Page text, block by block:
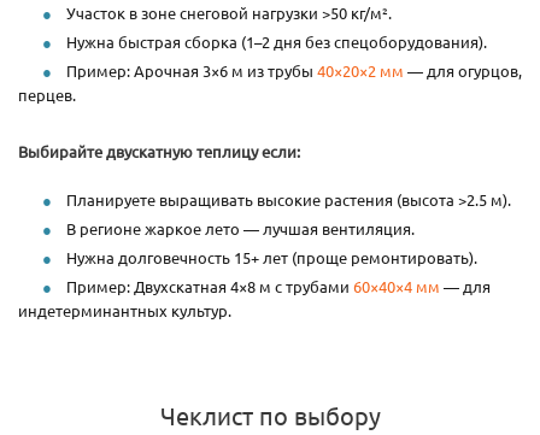
Участок в зоне снеговой нагрузки >50 кг/м².
Нужна быстрая сборка (1–2 дня без спецоборудования).
Пример: Арочная 3×6 м из трубы 40×20×2 мм — для огурцов,
перцев.
Выбирайте двускатную теплицу если:
Планируете выращивать высокие растения (высота >2.5 м).
В регионе жаркое лето — лучшая вентиляция.
Нужна долговечность 15+ лет (проще ремонтировать).
Пример: Двухскатная 4×8 м с трубами 60×40×4 мм — для
индетерминантных культур.
Чеклист по выбору